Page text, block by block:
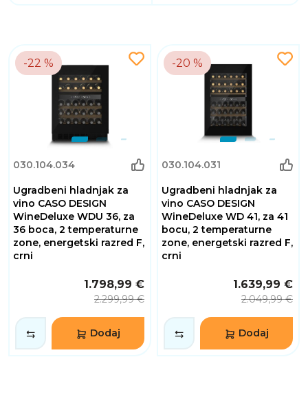
-22 %
030.104.034
Ugradbeni hladnjak za
vino CASO DESIGN
WineDeluxe WDU 36, za
36 boca, 2 temperaturne
zone, energetski razred F,
crni
1.798,99 €
2.299,99 €
Dodaj
-20 %
030.104.031
Ugradbeni hladnjak za
vino CASO DESIGN
WineDeluxe WD 41, za 41
bocu, 2 temperaturne
zone, energetski razred F,
crni
1.639,99 €
2.049,99 €
Dodaj